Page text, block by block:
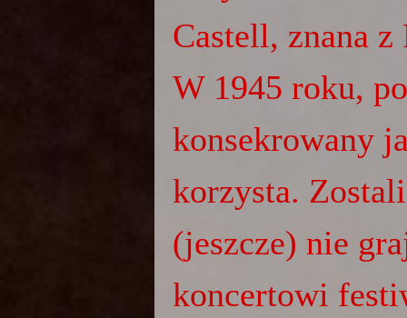
Castell, znana z
W 1945 roku,
konsekrowany
korzysta.
(jeszcze) nie
koncertowi